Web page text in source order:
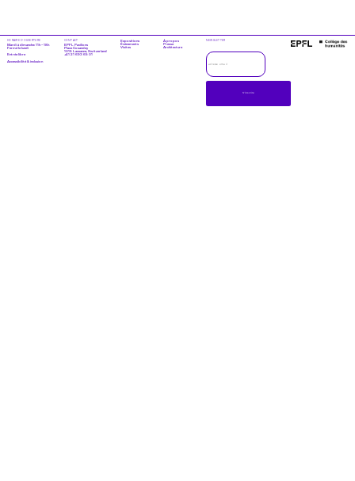
HORAIRE D’OUVERTURE
Mardi à dimanche: 11h – 18h
Fermé le lundi
Entrée libre
Accessibilité & inclusion
CONTACT
EPFL Pavilions
Place Cosandey
1015 Lausanne, Switzerland
+41 21 693 65 01
Expositions
Évènements
Visites
À propos
Presse
Architecture
NEWSLETTER